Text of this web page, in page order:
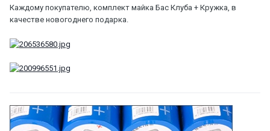
Каждому покупателю, комплект майка Бас Клуба + Кружка, в
качестве новогоднего подарка.